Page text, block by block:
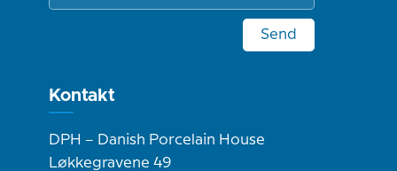
Send
Kontakt
DPH – Danish Porcelain House
Løkkegravene 49